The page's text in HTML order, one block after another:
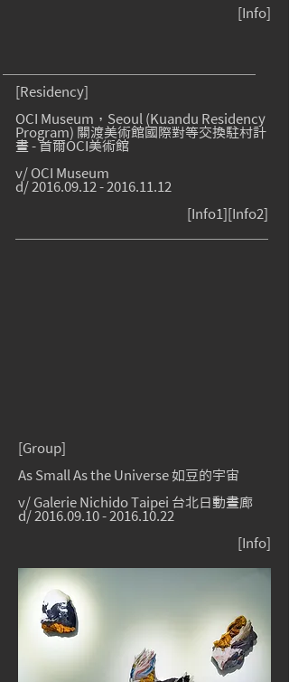
Info
[Residency]
OCI Museum，Seoul (Kuandu Residency
Program) 關渡美術館國際對等交換駐村計
畫 - 首爾OCI美術館
v/ OCI Museum
d/ 2016.09.12 - 2016.11.12
Info1 Info2
[Group]
As Small As the Universe 如豆的宇宙
v/ Galerie Nichido Taipei 台北日動畫廊
d/ 2016.09.10 - 2016.10.22
Info